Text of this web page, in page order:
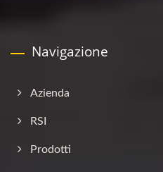
Navigazione
Azienda
RSI
Prodotti